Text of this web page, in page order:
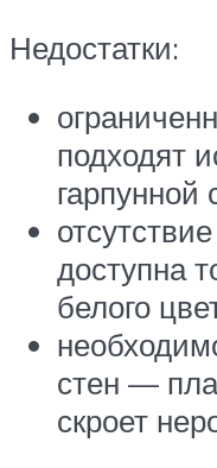
Недостатки:
подходят
гарпунной
доступна
белого
стен —
скроет